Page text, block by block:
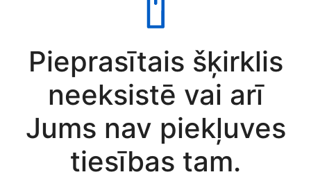
Pieprasītais šķirklis
neeksistē vai arī
Jums nav piekļuves
tiesības tam.